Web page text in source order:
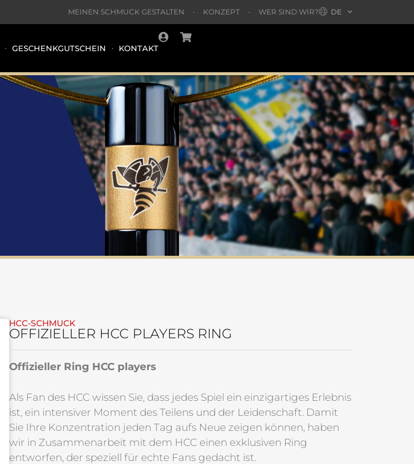
MEINEN SCHMUCK GESTALTEN KONZEPT WER SIND WIR? DE
GESCHENKGUTSCHEIN KONTAKT
HCC-SCHMUCK
OFFIZIELLER HCC PLAYERS RING
Offizieller Ring HCC players
Als Fan des HCC wissen Sie, dass jedes Spiel ein einzigartiges Erlebnis
ist, ein intensiver Moment des Teilens und der Leidenschaft. Damit
Sie Ihre Konzentration jeden Tag aufs Neue zeigen können, haben
wir in Zusammenarbeit mit dem HCC einen exklusiven Ring
entworfen, der speziell für echte Fans gedacht ist.